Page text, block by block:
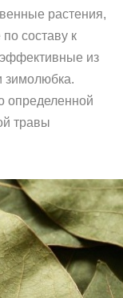
растения,
составу к
из
зимолюбка.
определенной
травы